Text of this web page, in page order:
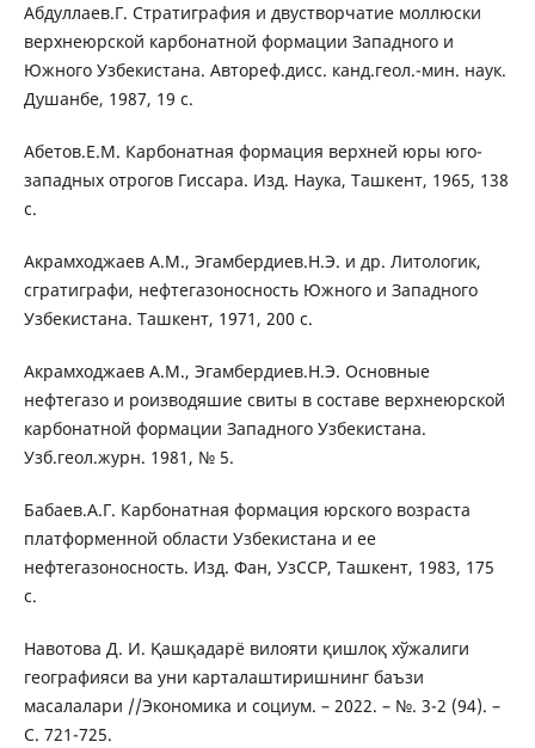
Абдуллаев.Г. Стратиграфия и двустворчатие моллюски
верхнеюрской карбонатной формации Западного и
Южного Узбекистана. Автореф.дисс. канд.геол.-мин. наук.
Душанбе, 1987, 19 с.
Абетов.Е.М. Карбонатная формация верхней юры юго-
западных отрогов Гиссара. Изд. Наука, Ташкент, 1965, 138
с.
Акрамходжаев A.M., Эгамбердиев.Н.Э. и др. Литологик,
сгратиграфи, нефтегазоносность Южного и Западного
Узбекистана. Ташкент, 1971, 200 с.
Акрамходжаев A.M., Эгамбердиев.Н.Э. Основные
нефтегазо и роизводяшие свиты в составе верхнеюрской
карбонатной формации Западного Узбекистана.
Узб.геол.журн. 1981, № 5.
Бабаев.А.Г. Карбонатная формация юрского возраста
платформенной области Узбекистана и ее
нефтегазоносность. Изд. Фан, УзССР, Ташкент, 1983, 175
с.
Навотова Д. И. Қашқадарё вилояти қишлоқ хўжалиги
географияси ва уни карталаштиришнинг баъзи
масалалари //Экономика и социум. – 2022. – №. 3-2 (94). –
С. 721-725.